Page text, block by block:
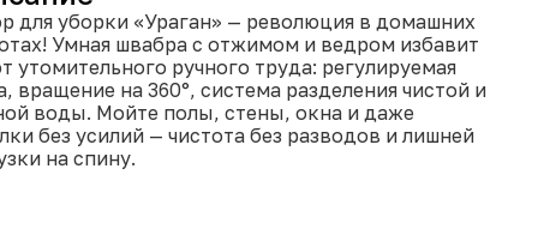
для уборки «Ураган» — революция в домашних
Умная швабра с отжимом и ведром избавит
утомительного ручного труда: регулируемая
вращение на 360°, система разделения чистой и
воды. Мойте полы, стены, окна и даже
без усилий — чистота без разводов и лишней
на спину.